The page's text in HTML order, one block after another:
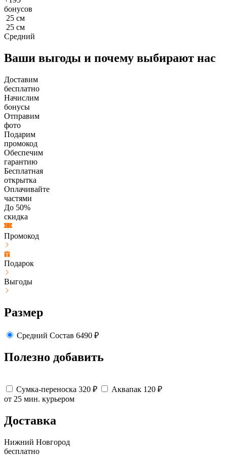
бонусов
25 см
25 см
Средний
Ваши выгоды и почему выбирают нас
Доставим
бесплатно
Начислим
бонусы
Отправим
фото
Подарим
промокод
Обеспечим
гарантию
Бесплатная
открытка
Оплачивайте
частями
До 50%
скидка
Промокод
Подарок
Выгоды
Размер
Средний Состав 6490 ₽
Полезно добавить
Сумка-переноска 320 ₽ Аквапак 120 ₽
от 25 мин. курьером
Доставка
Нижний Новгород
бесплатно